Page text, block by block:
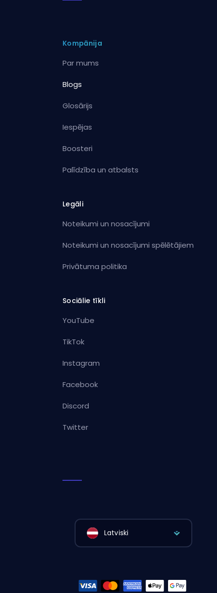
Kompānija
Par mums
Blogs
Glosārijs
Iespējas
Boosteri
Palīdzība un atbalsts
Legāli
Noteikumi un nosacījumi
Noteikumi un nosacījumi spēlētājiem
Privātuma politika
Sociālie tīkli
YouTube
TikTok
Instagram
Facebook
Discord
Twitter
Latviski